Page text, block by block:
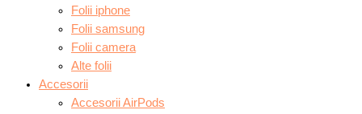
Folii iphone
Folii samsung
Folii camera
Alte folii
Accesorii
Accesorii AirPods